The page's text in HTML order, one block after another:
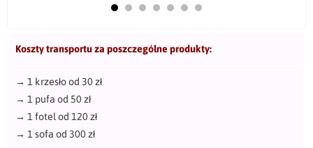
Koszty transportu za poszczególne produkty:
→ 1 krzesło od 30 zł
→ 1 pufa od 50 zł
→ 1 fotel od 120 zł
→ 1 sofa od 300 zł